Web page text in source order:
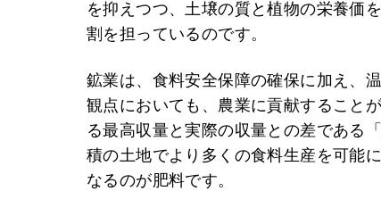
を抑えつつ、土壌の質と植物の栄養価
割を担っているのです。
鉱業は、食料安全保障の確保に加え、
観点においても、農業に貢献すること
る最高収量と実際の収量との差である
積の土地でより多くの食料生産を可能
なるのが肥料です。